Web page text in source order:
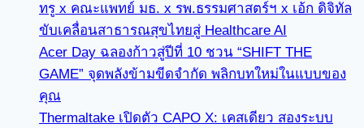
ทรู x คณะแพทย์ มธ. x รพ.ธรรมศาสตร์ฯ x เอ้ก ดิจิทัล
ขับเคลื่อนสาธารณสุขไทยสู่ Healthcare AI
Acer Day ฉลองก้าวสู่ปีที่ 10 ชวน “SHIFT THE
GAME” จุดพลังข้ามขีดจำกัด พลิกบทใหม่ในแบบของ
คุณ
Thermaltake เปิดตัว CAPO X: เคสเดียว สองระบบ